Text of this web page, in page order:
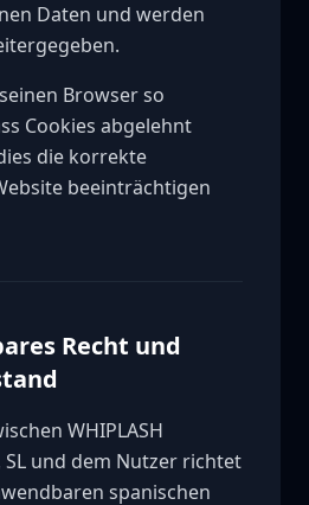
Daten und werden
Browser so
Cookies abgelehnt
die korrekte
beeinträchtigen
Recht und
WHIPLASH
SL und dem Nutzer richtet
spanischen